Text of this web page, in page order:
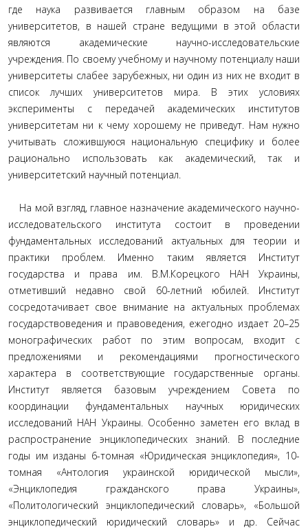
где наука развивается главным образом на базе
университетов, в нашей стране ведущими в этой области
являются академические научно-исследовательские
учреждения. По своему учебному и научному потенциалу наши
университеты слабее зарубежных, ни один из них не входит в
список лучших университетов мира. В этих условиях
эксперименты с передачей академических институтов
университетам ни к чему хорошему не приведут. Нам нужно
учитывать сложившуюся национальную специфику и более
рационально использовать как академический, так и
университетский научный потенциал.
На мой взгляд, главное назначение академического научно-
исследовательского института состоит в проведении
фундаментальных исследований актуальных для теории и
практики проблем. Именно таким является Институт
государства и права им. В.М.Корецкого НАН Украины,
отметивший недавно свой 60-летний юбилей. Институт
сосредотачивает свое внимание на актуальных проблемах
государствоведения и правоведения, ежегодно издает 20–25
монографических работ по этим вопросам, входит с
предложениями и рекомендациями прогностического
характера в соответствующие государственные органы.
Институт является базовым учреждением Совета по
координации фундаментальных научных юридических
исследований НАН Украины. Особенно заметен его вклад в
распространение энциклопедических знаний. В последние
годы им изданы 6-томная «Юридическая энциклопедия», 10-
томная «Антология украинской юридической мысли»,
«Энциклопедия гражданского права Украины»,
«Политологический энциклопедический словарь», «Большой
энциклопедический юридический словарь» и др. Сейчас